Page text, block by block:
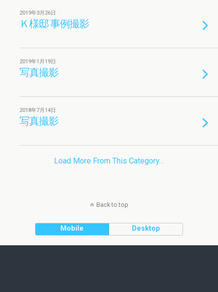
2019年3月26日
Ｋ様邸 事例撮影
2019年1月19日
写真撮影
2018年7月14日
写真撮影
Load More From This Category…
Back to top
Mobile Desktop